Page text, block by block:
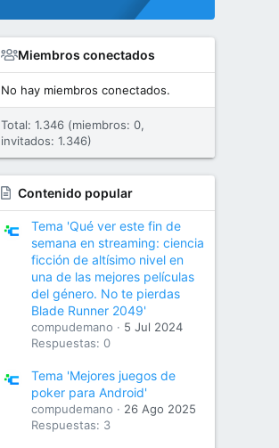
Miembros conectados
No hay miembros conectados.
Total: 1.346 (miembros: 0,
invitados: 1.346)
Contenido popular
Tema 'Qué ver este fin de
semana en streaming: ciencia
ficción de altísimo nivel en
una de las mejores películas
del género. No te pierdas
Blade Runner 2049'
compudemano
5 Jul 2024
Respuestas: 0
Tema 'Mejores juegos de
poker para Android'
compudemano
26 Ago 2025
Respuestas: 3